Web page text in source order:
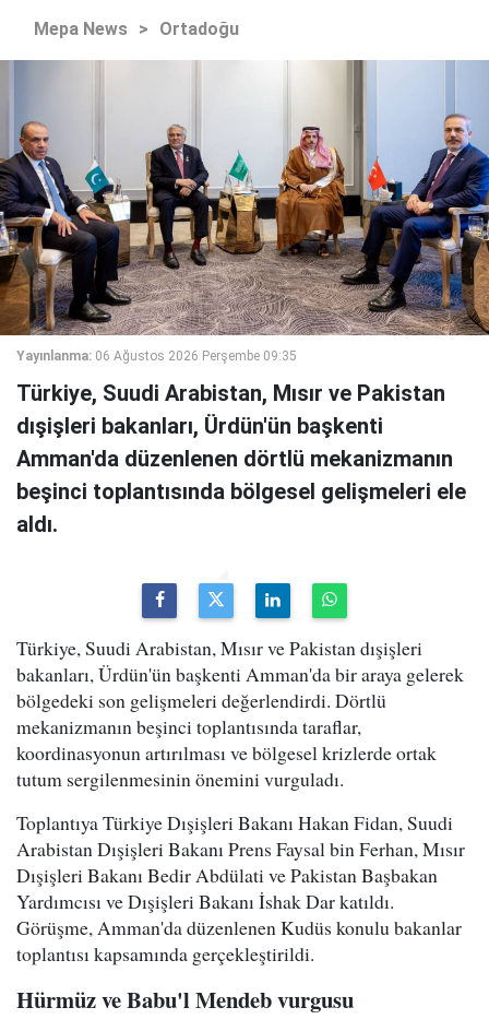
Mepa News > Ortadoğu
Yayınlanma: 06 Ağustos 2026 Perşembe 09:35
Türkiye, Suudi Arabistan, Mısır ve Pakistan
dışişleri bakanları, Ürdün'ün başkenti
Amman'da düzenlenen dörtlü mekanizmanın
beşinci toplantısında bölgesel gelişmeleri ele
aldı.
Türkiye, Suudi Arabistan, Mısır ve Pakistan dışişleri
bakanları, Ürdün'ün başkenti Amman'da bir araya gelerek
bölgedeki son gelişmeleri değerlendirdi. Dörtlü
mekanizmanın beşinci toplantısında taraflar,
koordinasyonun artırılması ve bölgesel krizlerde ortak
tutum sergilenmesinin önemini vurguladı.
Toplantıya Türkiye Dışişleri Bakanı Hakan Fidan, Suudi
Arabistan Dışişleri Bakanı Prens Faysal bin Ferhan, Mısır
Dışişleri Bakanı Bedir Abdülati ve Pakistan Başbakan
Yardımcısı ve Dışişleri Bakanı İshak Dar katıldı.
Görüşme, Amman'da düzenlenen Kudüs konulu bakanlar
toplantısı kapsamında gerçekleştirildi.
Hürmüz ve Babu'l Mendeb vurgusu